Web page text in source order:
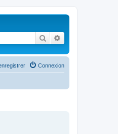
Rechercher
Connexion